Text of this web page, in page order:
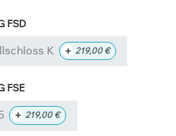
K + 219,00€
+ 219,00€